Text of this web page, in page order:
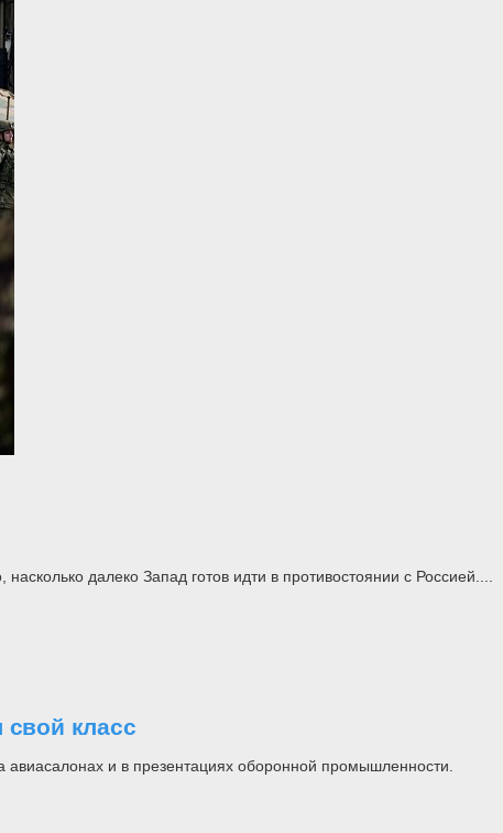
далеко Запад готов идти в противостоянии с Россией....
класс
авиасалонах и в презентациях оборонной промышленности.